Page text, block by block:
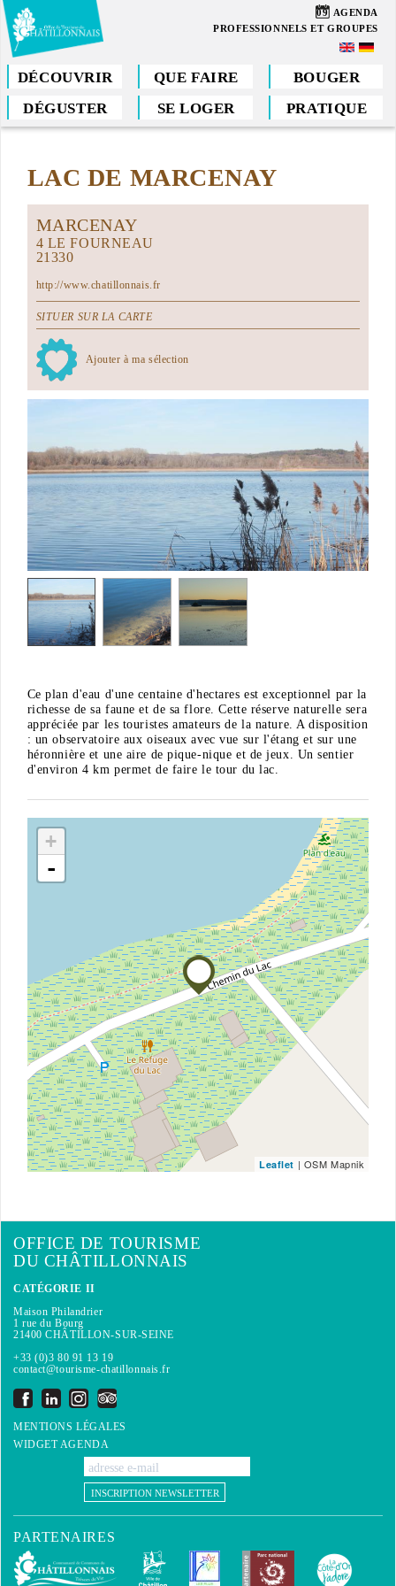
Aller
au
contenu
principal
09 AGENDA
PROFESSIONNELS ET GROUPES
DÉCOUVRIR QUE FAIRE
BOUGER
DÉGUSTER
SE LOGER PRATIQUE
Vous
LAC DE MARCENAY
MARCENAY
4 LE FOURNEAU
21330
http://www.chatillonnais.fr
SITUER SUR LA CARTE
Ajouter à ma sélection
Ce plan d'eau d'une centaine d'hectares est exceptionnel par la
richesse de sa faune et de sa flore. Cette réserve naturelle sera
appréciée par les touristes amateurs de la nature. A disposition
: un observatoire aux oiseaux avec vue sur l'étang et sur une
héronnière et une aire de pique-nique et de jeux. Un sentier
d'environ 4 km permet de faire le tour du lac.
+
-
Leaflet | OSM Mapnik
OFFICE DE TOURISME
DU CHÂTILLONNAIS
CATÉGORIE II
Maison Philandrier
1 rue du Bourg
21400 CHÂTILLON-SUR-SEINE
+33 (0)3 80 91 13 19
contact@tourisme-chatillonnais.fr
MENTIONS LÉGALES
WIDGET AGENDA
INSCRIPTION NEWSLETTER
PARTENAIRES